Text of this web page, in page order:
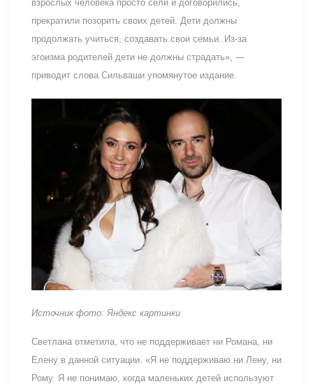
взрослых человека просто сели и договорились,
прекратили позорить своих детей. Дети должны
продолжать учиться, создавать свои семьи. Из-за
эгоизма родителей дети не должны страдать», —
приводит слова Сильваши упомянутое издание.
Источник фото: Яндекс картинки
Светлана отметила, что не поддерживает ни Романа, ни
Елену в данной ситуации. «Я не поддерживаю ни Лену, ни
Рому. Я не понимаю, когда маленьких детей используют